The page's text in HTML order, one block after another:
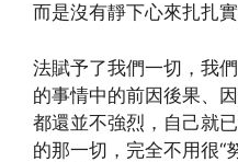
而是沒有靜下心來扎扎實
法賦予了我們一切，我
的事情中的前因後果、
都還並不強烈，自己就
的那一切，完全不用很“